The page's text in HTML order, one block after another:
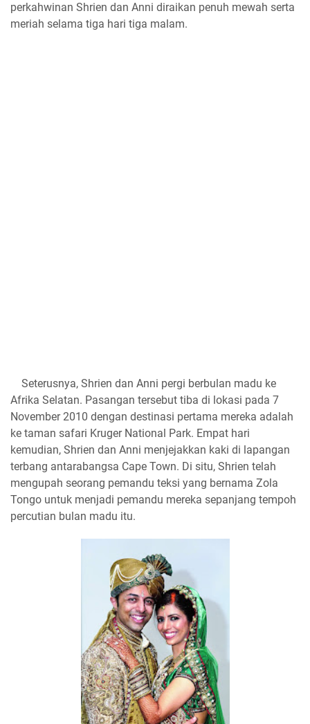
perkahwinan Shrien dan Anni diraikan penuh mewah serta
meriah selama tiga hari tiga malam.
Seterusnya, Shrien dan Anni pergi berbulan madu ke
Afrika Selatan. Pasangan tersebut tiba di lokasi pada 7
November 2010 dengan destinasi pertama mereka adalah
ke taman safari Kruger National Park. Empat hari
kemudian, Shrien dan Anni menjejakkan kaki di lapangan
terbang antarabangsa Cape Town. Di situ, Shrien telah
mengupah seorang pemandu teksi yang bernama Zola
Tongo untuk menjadi pemandu mereka sepanjang tempoh
percutian bulan madu itu.